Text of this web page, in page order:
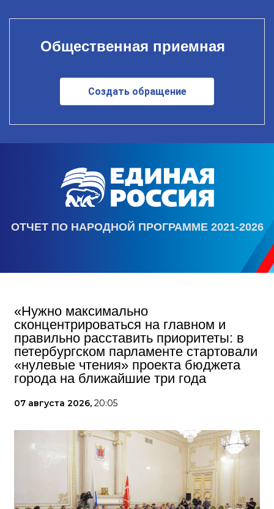
Общественная приемная
Создать обращение
ОТЧЕТ ПО НАРОДНОЙ ПРОГРАММЕ 2021-2026
«Нужно максимально
сконцентрироваться на главном и
правильно расставить приоритеты: в
петербургском парламенте стартовали
«нулевые чтения» проекта бюджета
города на ближайшие три года
07 августа 2026, 20:05